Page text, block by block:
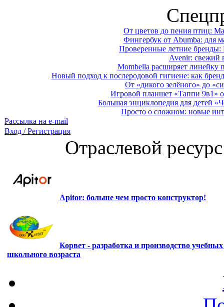
От цветов до пения птиц:
Фингербук от Abumba: для
Проверенные летние
Avenir: свежий
Mombella расширяет линейку
Новый подход к послеродовой гигиене: как
От «дикого зелёного» до
Игровой планшет «Таппи 9в1»
Большая энциклопедия для детей
Просто о сложном: новые
Рассылка на e-mail
Вход / Регистрация
Отраслевой
Apitor: больше чем просто конструктор!
Корвет - разработка и производство
школьного возраста